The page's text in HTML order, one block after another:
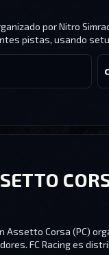
por Nitro
pistas, usando
Corsa (PC)
FC Racing es